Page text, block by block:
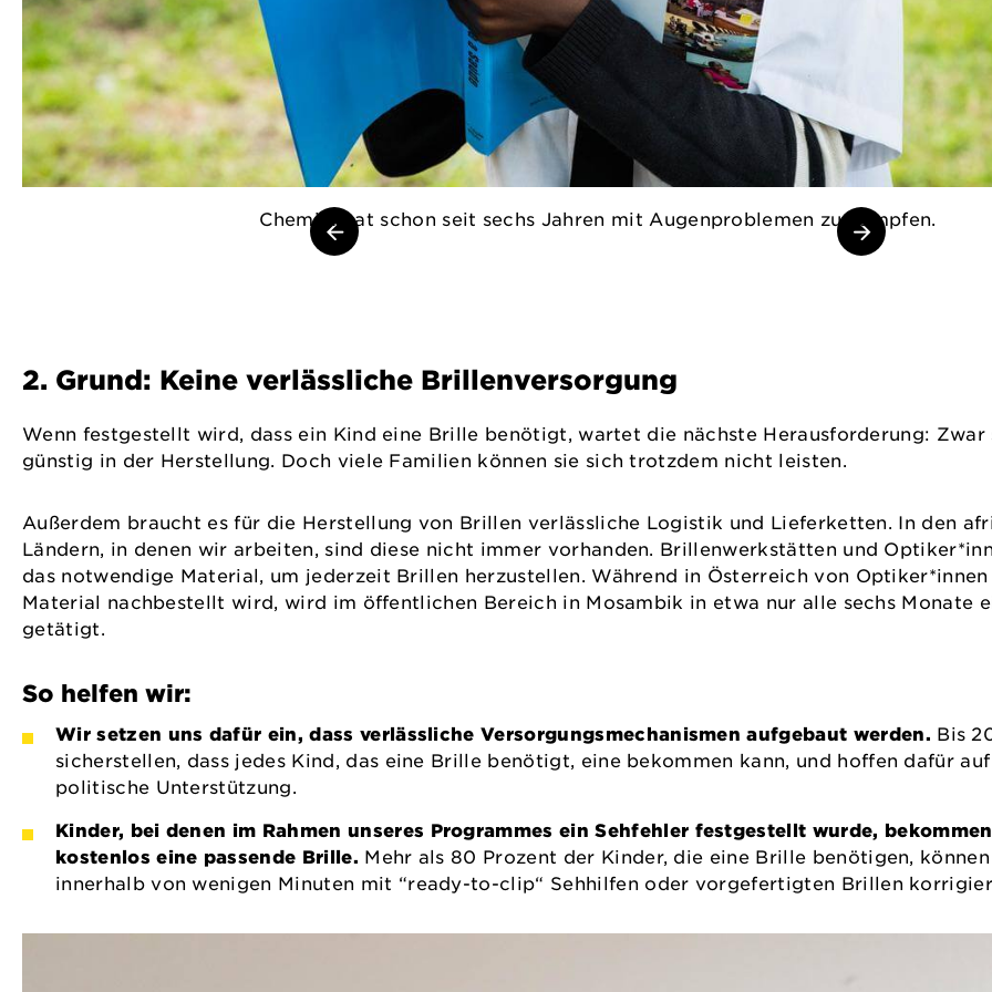
Chemila hat schon seit sechs Jahren mit Augenproblemen zu kämpfen.
2. Grund: Keine verlässliche Brillenversorgung
Wenn festgestellt wird, dass ein Kind eine Brille benötigt, wartet die nächste Herausforderung:
günstig in der Herstellung. Doch viele Familien können sie sich trotzdem nicht leisten.
Außerdem braucht es für die Herstellung von Brillen verlässliche Logistik und Lieferketten. In den
Ländern, in denen wir arbeiten, sind diese nicht immer vorhanden. Brillenwerkstätten und
das notwendige Material, um jederzeit Brillen herzustellen. Während in Österreich von
Material nachbestellt wird, wird im öffentlichen Bereich in Mosambik in etwa nur alle sechs Monate
getätigt.
So helfen wir:
Wir setzen uns dafür ein, dass verlässliche Versorgungsmechanismen aufgebaut werden. Bis
sicherstellen, dass jedes Kind, das eine Brille benötigt, eine bekommen kann, und hoffen dafür
politische Unterstützung.
Kinder, bei denen im Rahmen unseres Programmes ein Sehfehler festgestellt wurde,
kostenlos eine passende Brille. Mehr als 80 Prozent der Kinder, die eine Brille benötigen,
innerhalb von wenigen Minuten mit “ready-to-clip“ Sehhilfen oder vorgefertigten Brillen